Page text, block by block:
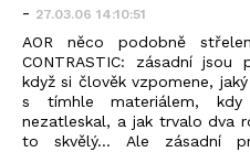
- 27.03.06 14:10:51
AOR něco podobně
CONTRASTIC: zásadní
když si člověk vzpomene,
s tímhle materiálem,
nezatleskal, a jak trvalo dva
to skvělý… Ale zásadní